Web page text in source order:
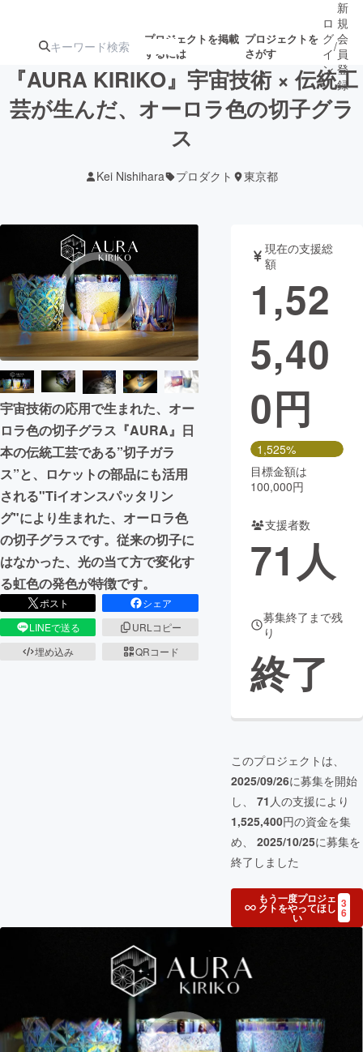
プロジェクトを掲載
するには
プロジェクトを
さがす
注目の新着プロ
テクノロジー・ガジェット
映像・映画 書籍・雑誌
ビジネス・起業 チャレンジ
まちづくり・地域活性化
CAMPFIRE for Social Good
CAMPFIRE Creation
CAMPFIREふるさと納税
コミュニティ
ロ
グ
イ
ン
/
新
規
会
員
登
録
『AURA KIRIKO』宇宙技術 × 伝統工
芸が生んだ、オーロラ色の切子グラ
ス
Kei Nishihara プロダクト 東京都
宇宙技術の応用で生まれた、オー
ロラ色の切子グラス『AURA』日
本の伝統工芸である”切子ガラ
ス”と、ロケットの部品にも活用
される"Tiイオンスパッタリン
グ"により生まれた、オーロラ色
の切子グラスです。従来の切子に
はなかった、光の当て方で変化す
る虹色の発色が特徴です。
ポスト
シェア
LINEで送る
URLコピー
埋め込み
QRコード
現在の支援総
額
1,52
5,40
0円
1,525%
目標金額は
100,000円
支援者数
71 人
募集終了まで残
り
終了
このプロジェクトは、
2025/09/26に募集を開始
し、 71 人の支援により
1,525,400円の資金を集
め、 2025/10/25に募集を
終了しました
もう一度プロジェ
クトをやってほし
い
3
6